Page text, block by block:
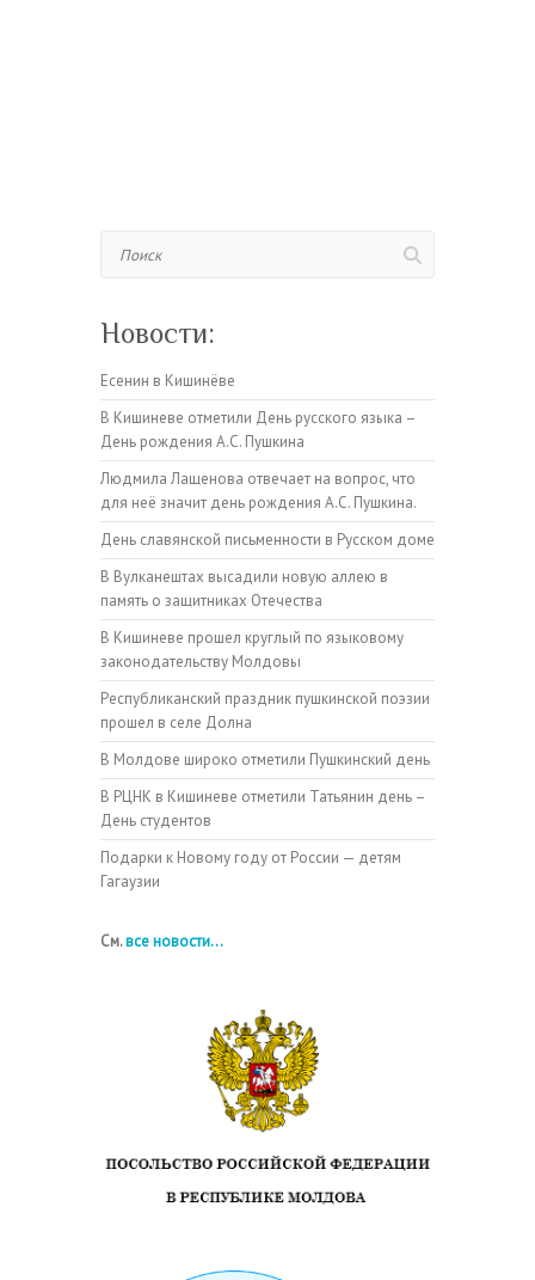
Новости:
Есенин в Кишинёве
В Кишиневе отметили День русского языка –
День рождения А.С. Пушкина
Людмила Лащенова отвечает на вопрос, что
для неё значит день рождения А.С. Пушкина.
День славянской письменности в Русском доме
В Вулканештах высадили новую аллею в
память о защитниках Отечества
В Кишиневе прошел круглый по языковому
законодательству Молдовы
Республиканский праздник пушкинской поэзии
прошел в селе Долна
В Молдове широко отметили Пушкинский день
В РЦНК в Кишиневе отметили Татьянин день –
День студентов
Подарки к Новому году от России — детям
Гагаузии
См.все новости...